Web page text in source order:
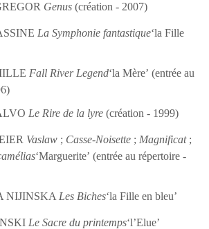
Genus (création - 2007)
La Symphonie fantastique‘la Fille
Fall River Legend‘la Mère’ (entrée au
Le Rire de la lyre (création - 1999)
Vaslaw ; Casse-Noisette ; Magnificat;
‘Marguerite’ (entrée au répertoire -
NIJINSKA Les Biches‘la Fille en bleu’
Le Sacre du printemps‘l’Elue’